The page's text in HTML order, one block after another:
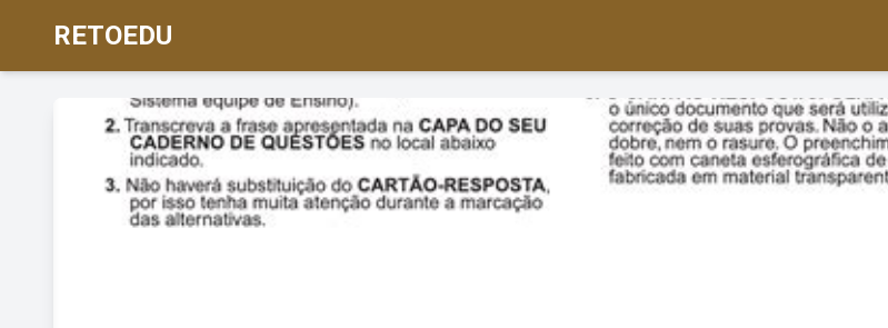
RETOEDU